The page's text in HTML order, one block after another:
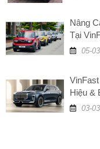
Nâng
Tại
05-
Hiệu &
03-